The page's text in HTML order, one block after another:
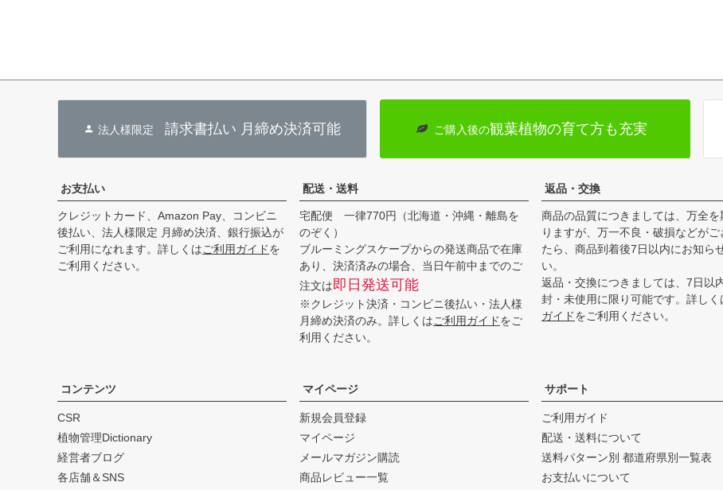
法人様限定請求書払い 月締め決済可能 ご購入後の観葉植物の育て方も充実
お支払い
クレジットカード、Amazon Pay、コンビニ
後払い、法人様限定 月締め決済、銀行振込が
ご利用になれます。詳しくはご利用ガイドを
ご利用ください。
配送・送料
宅配便 一律770円（北海道・沖縄・離島を
のぞく）
ブルーミングスケープからの発送商品で在庫
あり、決済済みの場合、当日午前中までのご
注文は即日発送可能
※クレジット決済・コンビニ後払い・法人様
月締め決済のみ。詳しくはご利用ガイドをご
利用ください。
返品・交換
商品の品質につきましては、万全を
りますが、万一不良・破損などがご
たら、商品到着後7日以内にお知ら
い。
返品・交換につきましては、7日以
封・未使用に限り可能です。詳しく
ガイドをご利用ください。
コンテンツ
CSR
植物管理Dictionary
経営者ブログ
各店舗＆SNS
マイページ
新規会員登録
マイページ
メールマガジン購読
商品レビュー一覧
サポート
ご利用ガイド
配送・送料について
送料パターン別 都道府県別一覧表
お支払いについて